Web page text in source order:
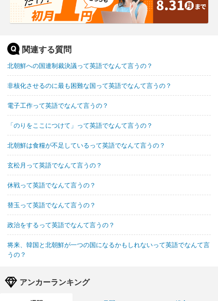
関連する質問
北朝鮮への国連制裁決議って英語でなんて言うの？
非核化させるのに最も困難な国って英語でなんて言うの？
電子工作って英語でなんて言うの？
「のりをここにつけて」って英語でなんて言うの？
北朝鮮は食糧が不足しているって英語でなんて言うの？
玄松月って英語でなんて言うの？
休戦って英語でなんて言うの？
替玉って英語でなんて言うの？
政治をするって英語でなんて言うの？
将来、韓国と北朝鮮が一つの国になるかもしれないって英語でなんて言
うの？
アンカーランキング